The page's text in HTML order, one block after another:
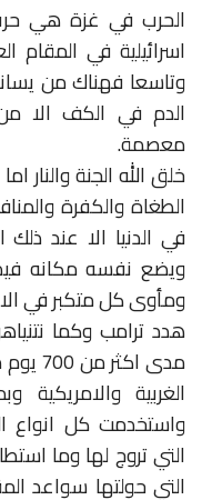
الحرب في غزة هي
اسرائيلية في المقام
وتاسعا فهناك من
الدم في الكف الا
معصمة.
خلق الله الجنة والنار
الطغاة والكفرة
في الدنيا الا عند
ويضع نفسه مكانه
ومأوى كل متكبر في
هدد ترامب وكما
مدى
الغربية والامريكية
واستخدمت كل انواع
التي تروج لها وما
التي حولتها سواعد